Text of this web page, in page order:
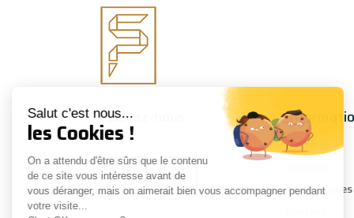
Salut c'est nous...
les Cookies !
On a attendu d'être sûrs que le contenu
de ce site vous intéresse avant de
vous déranger, mais on aimerait bien vous accompagner pendant
votre visite...
Suivez-nous
À propos
Nos marques